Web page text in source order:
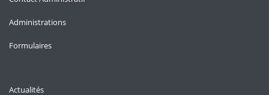
Administrations
Formulaires
Actualités